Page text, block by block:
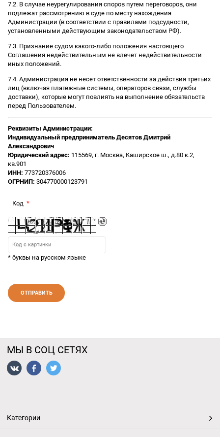
7.2. В случае неурегулирования споров путем переговоров, они
подлежат рассмотрению в суде по месту нахождения
Администрации (в соответствии с правилами подсудности,
установленными действующим законодательством РФ).
7.3. Признание судом какого-либо положения настоящего
Соглашения недействительным не влечет недействительности
иных положений.
7.4. Администрация не несет ответственности за действия третьих
лиц (включая платежные системы, операторов связи, службы
доставки), которые могут повлиять на выполнение обязательств
перед Пользователем.
Реквизиты Администрации:
Индивидуальный предприниматель Десятов Дмитрий
Александрович
Юридический адрес: 115569, г. Москва, Каширское ш., д.80 к.2,
кв.901
ИНН: 773720376006
ОГРНИП: 304770000123791
Код
* буквы на русском языке
МЫ В СОЦ СЕТЯХ
Категории